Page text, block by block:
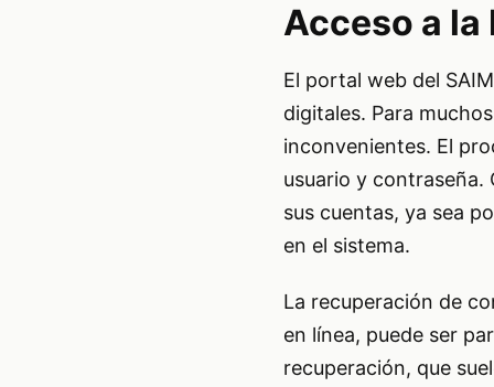
Acceso a la
El portal web del
digitales. Para
inconvenientes. El
usuario y contraseña.
sus cuentas, ya sea
en el sistema.
La recuperación de
en línea, puede ser
recuperación, que